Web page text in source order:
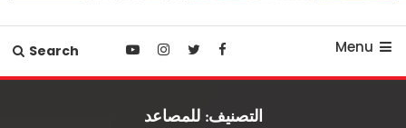
Menu
Search
التصنيف:للمصاعد